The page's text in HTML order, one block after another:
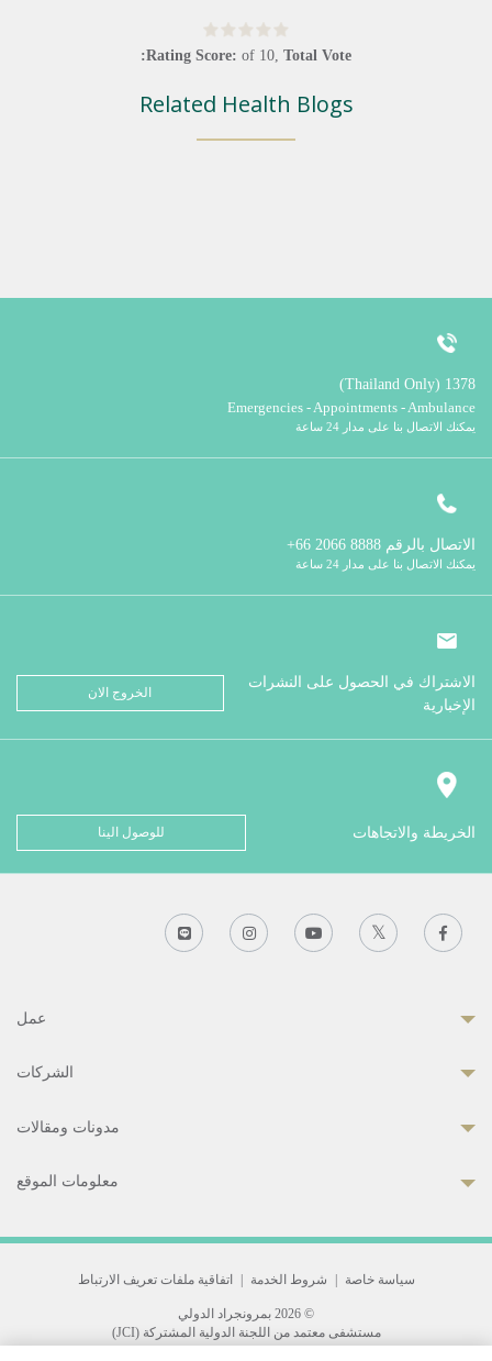
Rating Score: of 10, Total Vote:
Related Health Blogs
1378 (Thailand Only)
Emergencies - Appointments - Ambulance
يمكنك الاتصال بنا على مدار 24 ساعة
الاتصال بالرقم
يمكنك الاتصال بنا على مدار 24 ساعة
الاشتراك في الحصول على النشرات
الإخبارية
الخروج الان
الخريطة والاتجاهات للوصول الينا
عمل
الشركات
مدونات ومقالات
معلومات الموقع
سياسة خاصة شروط الخدمة اتفاقية ملفات تعريف الارتباط
© 2026 بمرونجراد الدولي
مستشفى معتمد من اللجنة الدولية المشتركة (JCI)